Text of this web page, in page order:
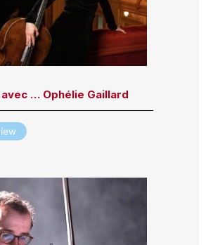
… Ophélie Gaillard